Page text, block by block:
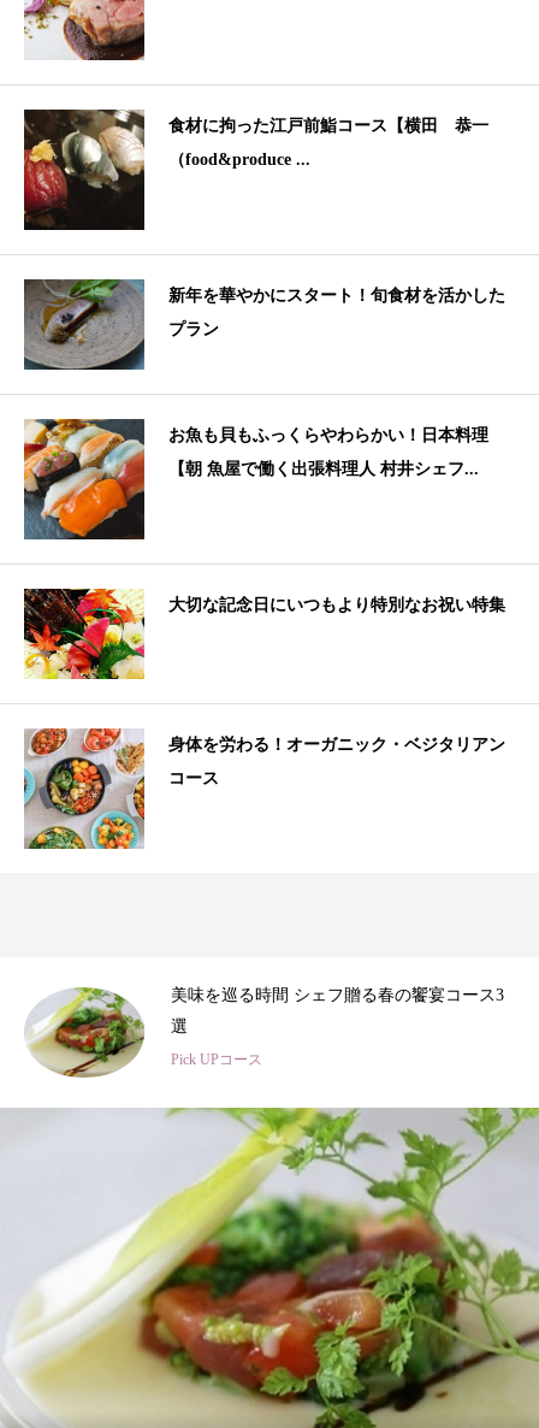
食材に拘った江戸前鮨コース【横田 恭一
（food&produce ...
新年を華やかにスタート！旬食材を活かした
プラン
お魚も貝もふっくらやわらかい！日本料理
【朝 魚屋で働く出張料理人 村井シェフ...
大切な記念日にいつもより特別なお祝い特集
身体を労わる！オーガニック・ベジタリアン
コース
春のひととき、美食シェフ3名の特別コース
Pick UPコース